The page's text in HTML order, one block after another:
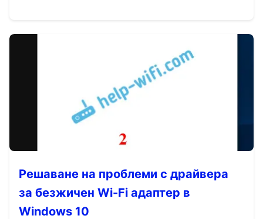
Решаване на проблеми с драйвера
за безжичен Wi-Fi адаптер в
Windows 10